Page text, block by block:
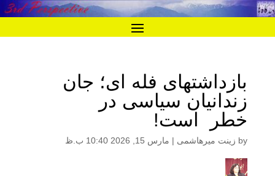
بازداشتهای فله‌ ای؛ جان
زندانیان سیاسی در
خطر است!
by زینت میرهاشمی | مارس 15, 2026 10:40 ب.ظ